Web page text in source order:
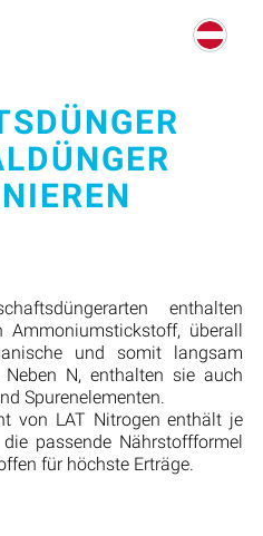
enthalten
Ammoniumstickstoff, überall
und somit langsam
N, enthalten sie auch
Spurenelementen.
von LAT Nitrogen enthält je
passende Nährstoffformel
für höchste Erträge.